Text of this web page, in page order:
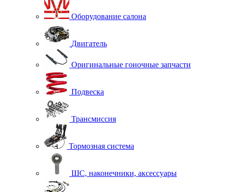
Оборудование салона
Двигатель
Оригинальные гоночные запчасти
Подвеска
Трансмиссия
Тормозная система
ШС, наконечники, аксессуары